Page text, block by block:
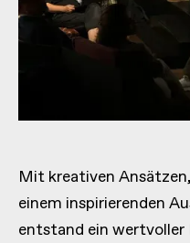
Mit kreativen
einem inspirierenden
entstand ein